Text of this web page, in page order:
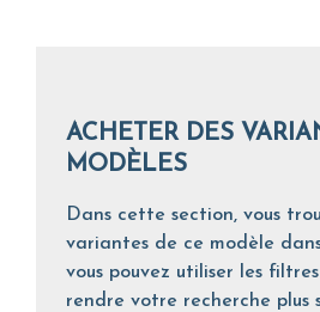
ACHETER DES VARIANTES DE
MODÈLES
Dans cette section, vous
variantes de ce modèle
vous pouvez utiliser les filtres
rendre votre recherche plus